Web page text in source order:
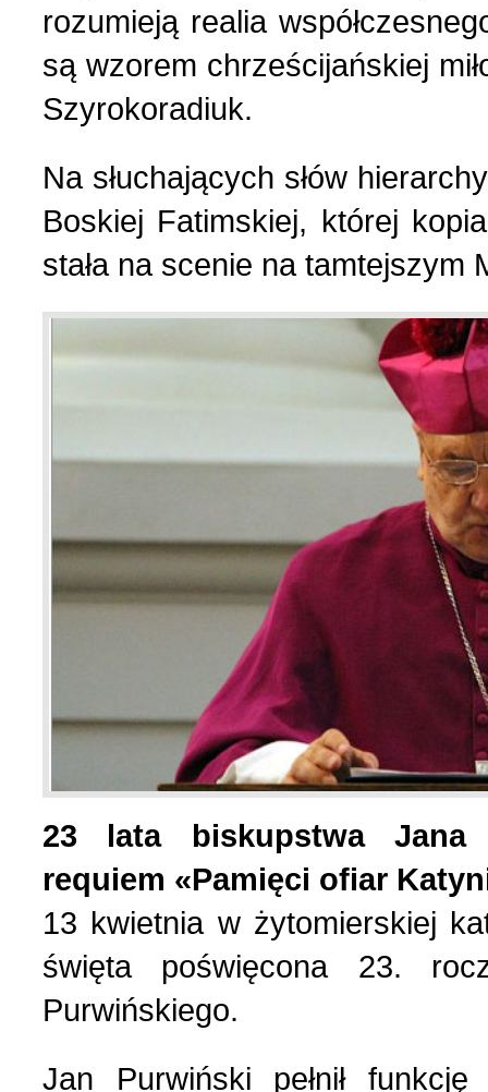
Rocznice (1)
Spotkania (1)
Strona poetycka (1)
Strona religijna (18)
Sylwetki znanych ludzi
Szkolnictwo (14)
U naszych sąsiadów (9)
Wojna rosyjsko-
Wspomnienia (2)
Wybory w Polsce (4)
Wydarzenia (7)
Wydarzenia w Polsce
Wystawy, premiery,
Z Polską i Ukrainą w
rozumieją realia
są wzorem chrześcijańskiej
Szyrokoradiuk.
Na słuchających słów
Boskiej Fatimskiej, której
stała na scenie na tamtejszym
23 lata biskupstwa Jana
requiem «Pamięci ofiar
13 kwietnia w żytomierskiej
święta poświęcona 23.
Purwińskiego.
Jan Purwiński pełnił